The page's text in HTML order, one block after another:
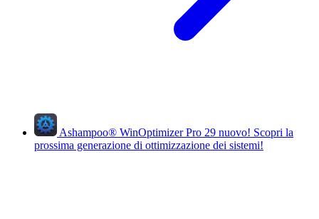
Ashampoo® WinOptimizer Pro 29 nuovo! Scopri la
prossima generazione di ottimizzazione dei sistemi!